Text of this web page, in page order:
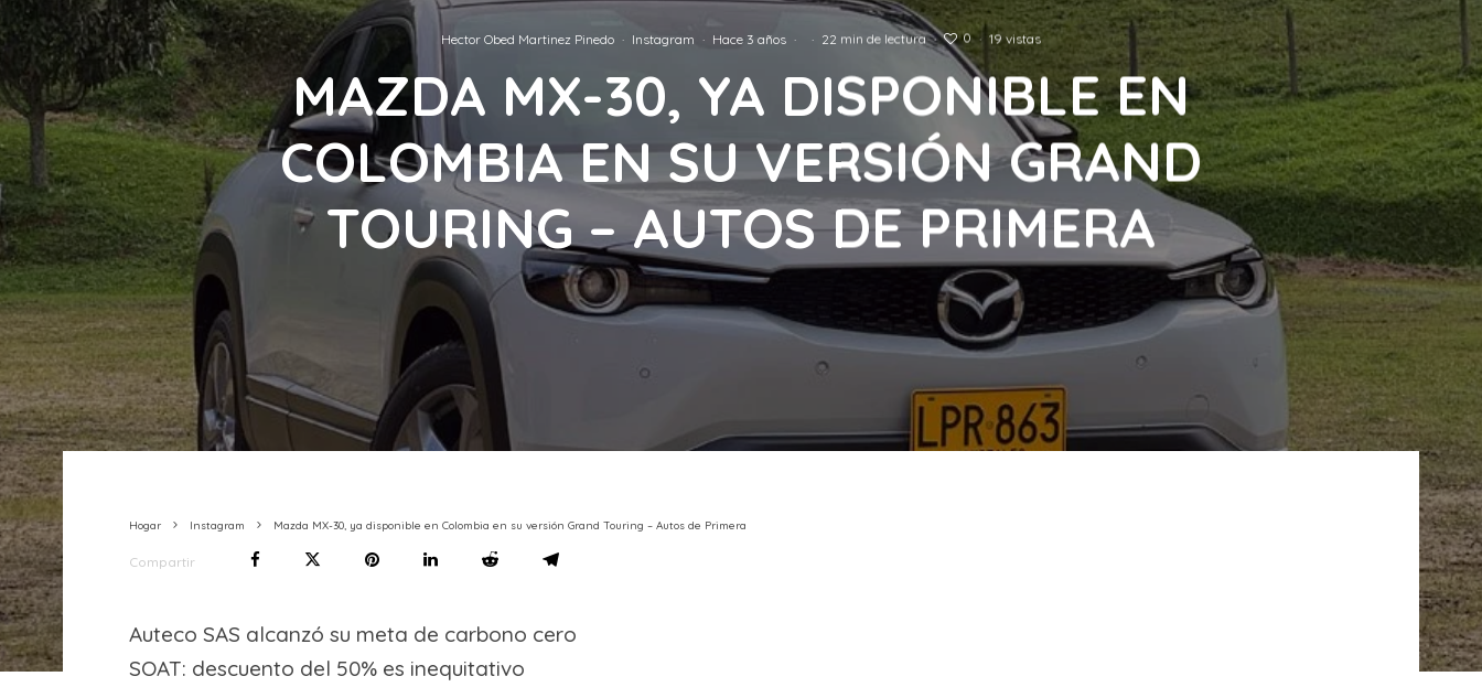
Hector Obed Martinez Pinedo · Instagram · Hace 3 años · · 22 min de lectura · 0 · 19 vistas
MAZDA MX-30, YA DISPONIBLE EN
COLOMBIA EN SU VERSIÓN GRAND
TOURING – AUTOS DE PRIMERA
Hogar Instagram Mazda MX-30, ya disponible en Colombia en su versión Grand Touring – Autos de Primera
Compartir
Auteco SAS alcanzó su meta de carbono cero
SOAT: descuento del 50% es inequitativo